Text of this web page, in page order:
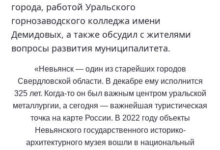
города, работой Уральского
горнозаводского колледжа имени
Демидовых, а также обсудил с жителями
вопросы развития муниципалитета.
«Невьянск — один из старейших городов
Свердловской области. В декабре ему исполнится
325 лет. Когда-то он был важным центром уральской
металлургии, а сегодня — важнейшая туристическая
точка на карте России. В 2022 году объекты
Невьянского государственного историко-
архитектурного музея вошли в национальный